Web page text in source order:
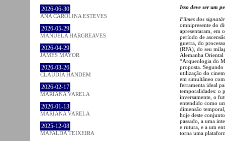
2026-06-30
ANA CAROLINA ESTEVES
2026-05-29
MANUELA HARGREAVES
2026-04-29
JAMES MAYOR
2026-03-26
CLÁUDIA HANDEM
2026-02-17
MARIANA VARELA
2026-01-13
MARIANA VARELA
2025-12-08
MAFALDA TEIXEIRA
Isso deve ser um
Filmes dos
omnipresente do
apresentaram, em
período de
guerra, do
(RFA), do seu
Alemanha
“Arqueologia do
proposta. Segundo
utilização do
em simultâneo
ferramenta ideal
temporalidades: o
inversamente, o
entendido como
dimensão
hoje deste
passado, a uma
e rutura, e a um
torna uma